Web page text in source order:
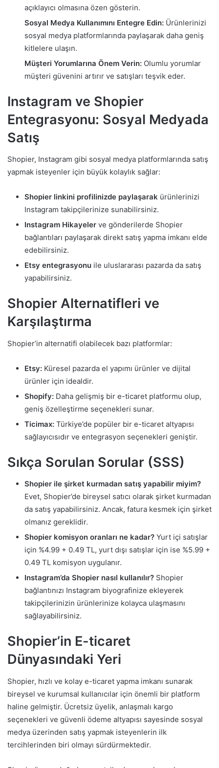
açıklayıcı olmasına özen gösterin.
Sosyal Medya Kullanımını Entegre Edin: Ürünlerinizi
sosyal medya platformlarında paylaşarak daha geniş
kitlelere ulaşın.
Müşteri Yorumlarına Önem Verin: Olumlu yorumlar
müşteri güvenini artırır ve satışları teşvik eder.
Instagram ve Shopier
Entegrasyonu: Sosyal Medyada
Satış
Shopier, Instagram gibi sosyal medya platformlarında satış
yapmak isteyenler için büyük kolaylık sağlar:
Shopier linkini profilinizde paylaşarak ürünlerinizi
Instagram takipçilerinize sunabilirsiniz.
Instagram Hikayeler ve gönderilerde Shopier
bağlantıları paylaşarak direkt satış yapma imkanı elde
edebilirsiniz.
Etsy entegrasyonu ile uluslararası pazarda da satış
yapabilirsiniz.
Shopier Alternatifleri ve
Karşılaştırma
Shopier’in alternatifi olabilecek bazı platformlar:
Etsy: Küresel pazarda el yapımı ürünler ve dijital
ürünler için idealdir.
Shopify: Daha gelişmiş bir e-ticaret platformu olup,
geniş özelleştirme seçenekleri sunar.
Ticimax: Türkiye’de popüler bir e-ticaret altyapısı
sağlayıcısıdır ve entegrasyon seçenekleri geniştir.
Sıkça Sorulan Sorular (SSS)
Shopier ile şirket kurmadan satış yapabilir miyim?
Evet, Shopier’de bireysel satıcı olarak şirket kurmadan
da satış yapabilirsiniz. Ancak, fatura kesmek için şirket
olmanız gereklidir.
Shopier komisyon oranları ne kadar? Yurt içi satışlar
için %4.99 + 0.49 TL, yurt dışı satışlar için ise %5.99 +
0.49 TL komisyon uygulanır.
Instagram’da Shopier nasıl kullanılır? Shopier
bağlantınızı Instagram biyografinize ekleyerek
takipçilerinizin ürünlerinize kolayca ulaşmasını
sağlayabilirsiniz.
Shopier’in E-ticaret
Dünyasındaki Yeri
Shopier, hızlı ve kolay e-ticaret yapma imkanı sunarak
bireysel ve kurumsal kullanıcılar için önemli bir platform
haline gelmiştir. Ücretsiz üyelik, anlaşmalı kargo
seçenekleri ve güvenli ödeme altyapısı sayesinde sosyal
medya üzerinden satış yapmak isteyenlerin ilk
tercihlerinden biri olmayı sürdürmektedir.